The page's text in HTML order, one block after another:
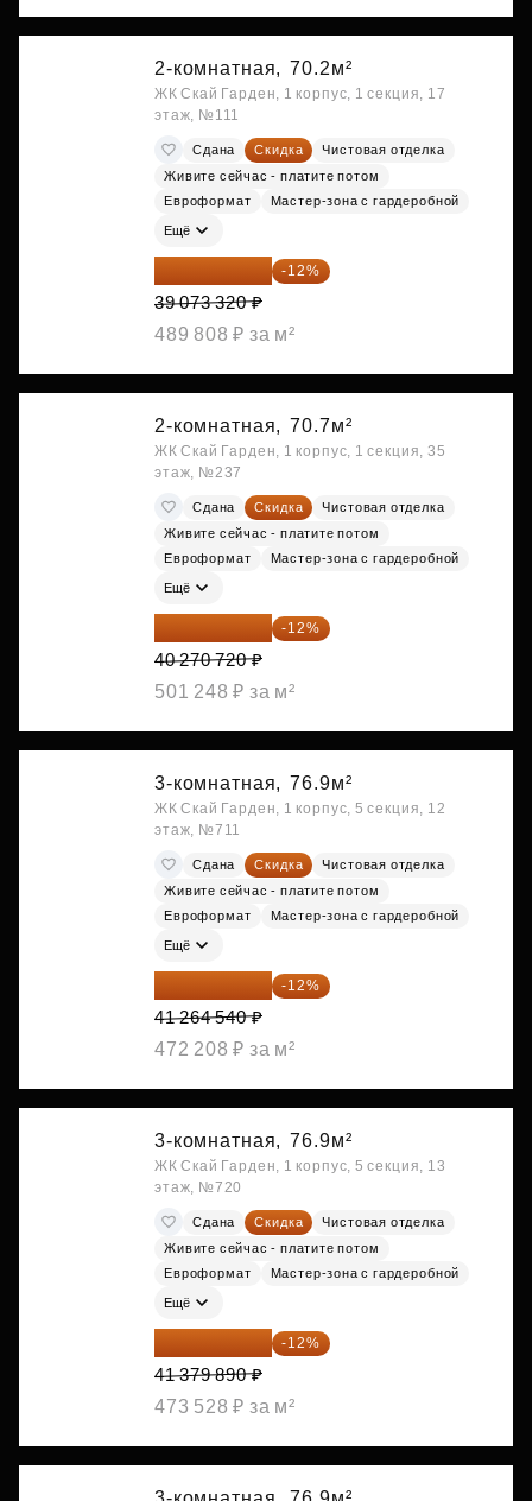
2-комнатная, 70.2м²
ЖК Скай Гарден, 1 корпус, 1 секция, 17
этаж, №111
Сдана Скидка
Чистовая отделка
Живите сейчас - платите потом
Евроформат
Мастер-зона с гардеробной
Ещё
34 384 522 ₽ -12%
39 073 320 ₽
489 808 ₽ за м²
2-комнатная, 70.7м²
ЖК Скай Гарден, 1 корпус, 1 секция, 35
этаж, №237
Сдана Скидка
Чистовая отделка
Живите сейчас - платите потом
Евроформат
Мастер-зона с гардеробной
Ещё
35 438 234 ₽ -12%
40 270 720 ₽
501 248 ₽ за м²
3-комнатная, 76.9м²
ЖК Скай Гарден, 1 корпус, 5 секция, 12
этаж, №711
Сдана Скидка
Чистовая отделка
Живите сейчас - платите потом
Евроформат
Мастер-зона с гардеробной
Ещё
36 312 795 ₽ -12%
41 264 540 ₽
472 208 ₽ за м²
3-комнатная, 76.9м²
ЖК Скай Гарден, 1 корпус, 5 секция, 13
этаж, №720
Сдана Скидка
Чистовая отделка
Живите сейчас - платите потом
Евроформат
Мастер-зона с гардеробной
Ещё
36 414 303 ₽ -12%
41 379 890 ₽
473 528 ₽ за м²